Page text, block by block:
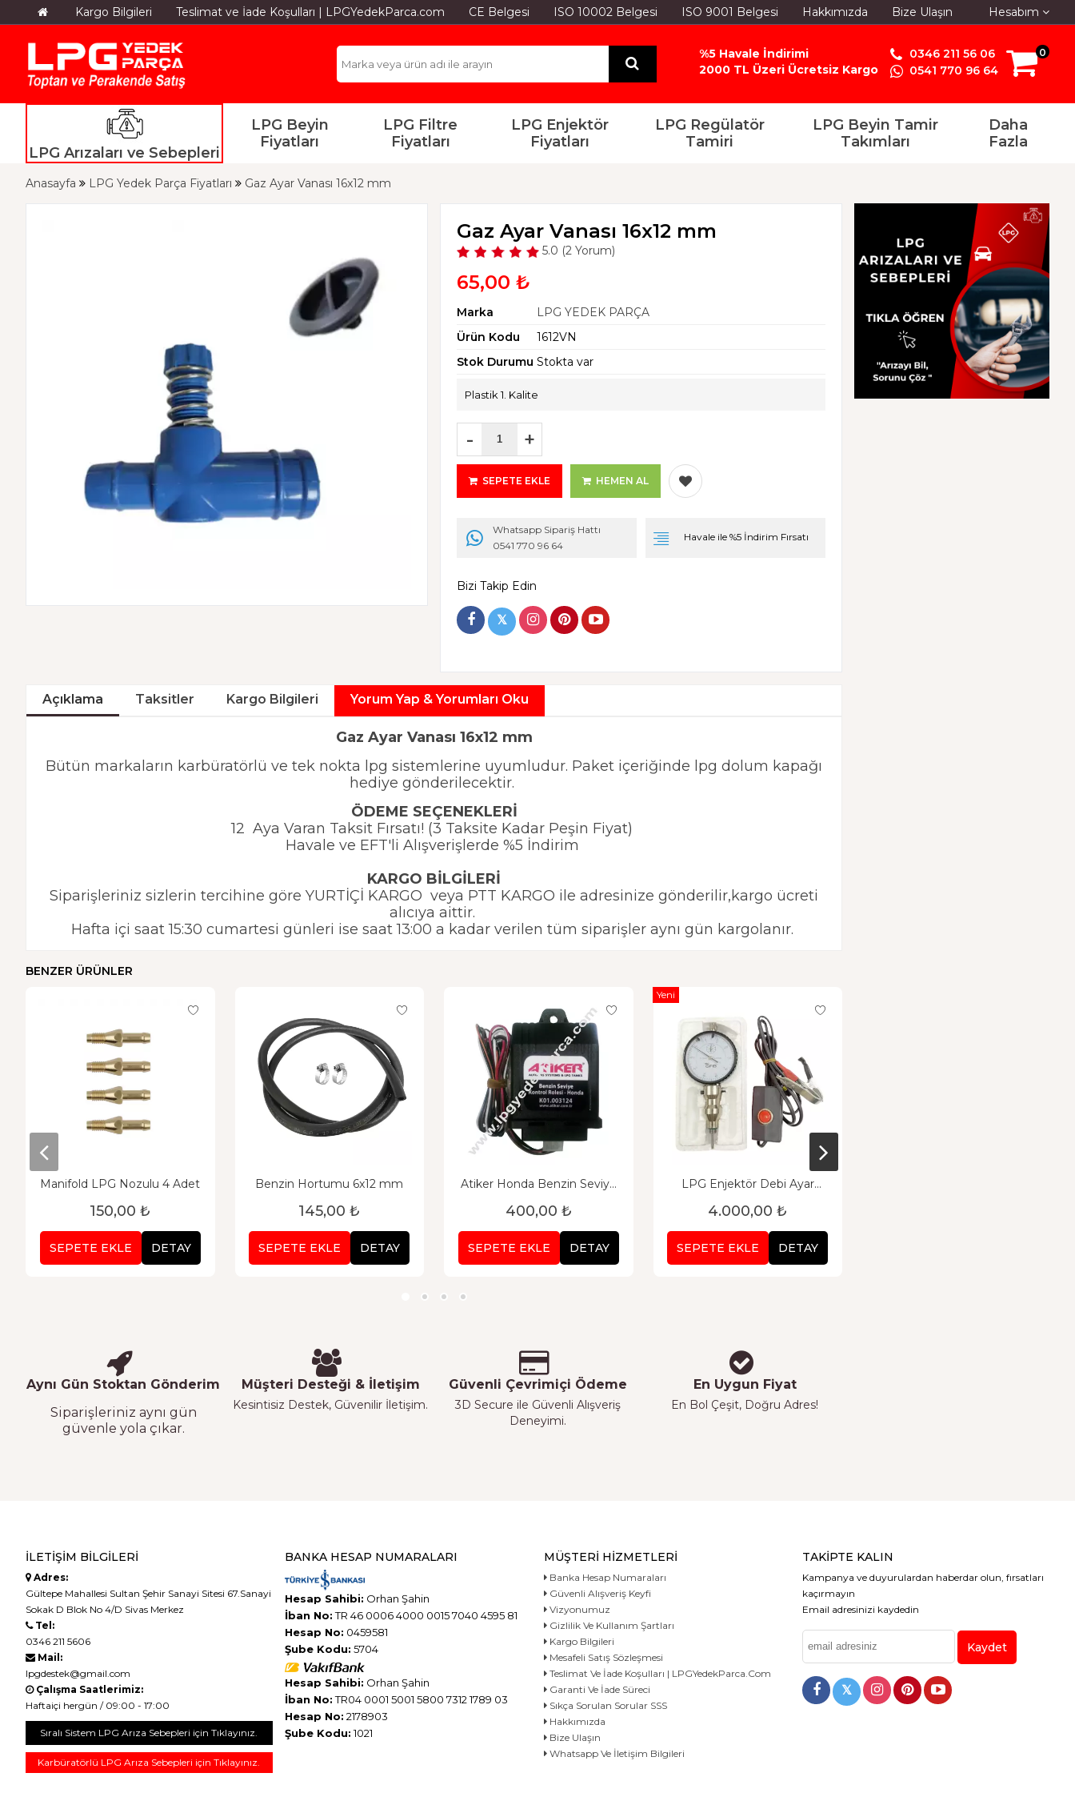
Kargo Bilgileri Teslimat ve İade Koşulları | LPGYedekParca.com CE Belgesi ISO 10002 Belgesi ISO 9001 Belgesi Hakkımızda Bize Ulaşın Hesabım
%5 Havale İndirimi
2000 TL Üzeri Ücretsiz Kargo
0346 211 56 06
0541 770 96 64
0
LPG Arızaları ve Sebepleri
LPG Beyin
Fiyatları
LPG Filtre
Fiyatları
LPG Enjektör
Fiyatları
LPG Regülatör
Tamiri
LPG Beyin Tamir
Takımları
Daha
Fazla
Anasayfa LPG Yedek Parça Fiyatları Gaz Ayar Vanası 16x12 mm
Gaz Ayar Vanası 16x12 mm
5.0 (2 Yorum)
65,00 ₺
Marka
LPG YEDEK PARÇA
Ürün Kodu
1612VN
Stok Durumu Stokta var
Plastik 1. Kalite
- +
SEPETE EKLE HEMEN AL
Whatsapp Sipariş Hattı
0541 770 96 64
Havale ile %5 İndirim Fırsatı
Bizi Takip Edin
𝕏
Açıklama Taksitler Kargo Bilgileri Yorum Yap & Yorumları Oku
Gaz Ayar Vanası 16x12 mm
Bütün markaların karbüratörlü ve tek nokta lpg sistemlerine uyumludur. Paket içeriğinde lpg dolum kapağı
hediye gönderilecektir.
ÖDEME SEÇENEKLERİ
12 Aya Varan Taksit Fırsatı! (3 Taksite Kadar Peşin Fiyat)
Havale ve EFT'li Alışverişlerde %5 İndirim
KARGO BİLGİLERİ
Siparişleriniz sizlerin tercihine göre YURTİÇİ KARGO veya PTT KARGO ile adresinize gönderilir,kargo ücreti
alıcıya aittir.
Hafta içi saat 15:30 cumartesi günleri ise saat 13:00 a kadar verilen tüm siparişler aynı gün kargolanır.
BENZER ÜRÜNLER
Manifold LPG Nozulu 4 Adet
150,00 ₺
SEPETE EKLE DETAY
Benzin Hortumu 6x12 mm
145,00 ₺
SEPETE EKLE DETAY
Atiker Honda Benzin Seviye
400,00 ₺
SEPETE EKLE DETAY
LPG Enjektör Debi Ayar
4.000,00 ₺
SEPETE EKLE DETAY
Yeni
Aynı Gün Stoktan Gönderim
Siparişleriniz aynı gün
güvenle yola çıkar.
Müşteri Desteği & İletişim
Kesintisiz Destek, Güvenilir İletişim.
Güvenli Çevrimiçi Ödeme
3D Secure ile Güvenli Alışveriş
Deneyimi.
En Uygun Fiyat
En Bol Çeşit, Doğru Adres!
İLETIŞIM BILGILERI
Adres:
Gültepe Mahallesi Sultan Şehir Sanayi Sitesi 67.Sanayi
Sokak D Blok No 4/D Sivas Merkez
Tel:
0346 211 5606
Mail:
lpgdestek@gmail.com
Çalışma Saatlerimiz:
Haftaiçi hergün / 09:00 - 17:00
Sıralı Sistem LPG Arıza Sebepleri için Tıklayınız.
Karbüratörlü LPG Arıza Sebepleri için Tıklayınız.
BANKA HESAP NUMARALARI
Hesap Sahibi: Orhan Şahin
İban No:TR 46 0006 4000 0015 7040 4595 81
Hesap No: 0459581
Şube Kodu: 5704
Hesap Sahibi: Orhan Şahin
İban No:TR04 0001 5001 5800 7312 1789 03
Hesap No: 2178903
Şube Kodu:1021
MÜŞTERI HIZMETLERI
Banka Hesap Numaraları
Güvenli Alışveriş Keyfi
Vizyonumuz
Gizlilik Ve Kullanım Şartları
Kargo Bilgileri
Mesafeli Satış Sözleşmesi
Teslimat Ve İade Koşulları | LPGYedekParca.com
Garanti Ve İade Süreci
Sıkça Sorulan Sorular SSS
Hakkımızda
Bize Ulaşın
Whatsapp Ve İletişim Bilgileri
TAKIPTE KALIN
Kampanya ve duyurulardan haberdar olun, fırsatları
kaçırmayın
Email adresinizi kaydedin
Kaydet
𝕏